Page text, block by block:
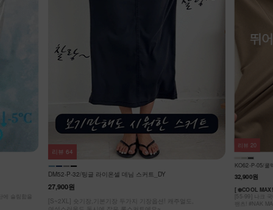
KO62-P-05/쿨맥스 밴딩팬츠_YN
32,900원
[ ❄️COOL MAX!! 초냉감 팬츠 ]
리뷰 20
DM52-P-09/몰
28,900원
[55~110] 가볍
버뮤다 팬츠/기
리뷰 33